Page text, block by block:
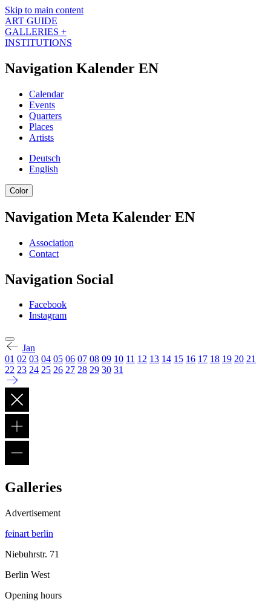
Skip to main content
ART GUIDE
GALLERIES +
INSTITUTIONS
Navigation Kalender EN
Calendar
Events
Quarters
Places
Artists
Deutsch
English
Color
Navigation Meta Kalender EN
Association
Contact
Navigation Social
Facebook
Instagram
Jan
01 02 03 04 05 06 07 08 09 10 11 12 13 14 15 16 17 18 19 20 21
22 23 24 25 26 27 28 29 30 31
Galleries
Advertisement
feinart berlin
Niebuhrstr. 71
Berlin West
Opening hours